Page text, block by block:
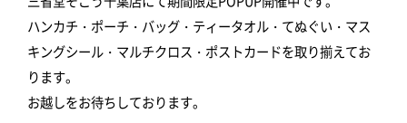
ハンカチ・ポーチ・バッグ・ティータオル・てぬぐい・マス
キングシール・マルチクロス・ポストカードを取り揃えてお
ります。
お越しをお待ちしております。